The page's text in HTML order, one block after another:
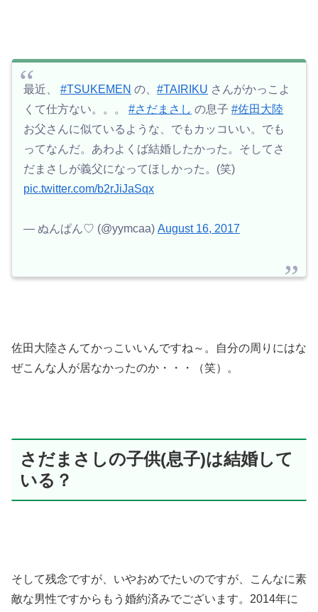
最近、 #TSUKEMEN の、 #TAIRIKU さんがかっこよ
くて仕方ない。。。 #さだまさし の息子 #佐田大陸
お父さんに似ているような、でもカッコいい。でも
ってなんだ。あわよくば結婚したかった。そしてさ
だまさしが義父になってほしかった。(笑)
pic.twitter.com/b2rJiJaSqx
— ぬんぱん♡ (@yymcaa) August 16, 2017
佐田大陸さんてかっこいいんですね～。自分の周りにはな
ぜこんな人が居なかったのか・・・（笑）。
さだまさしの子供(息子)は結婚して
いる？
そして残念ですが、いやおめでたいのですが、こんなに素
敵な男性ですからもう婚約済みでございます。2014年に